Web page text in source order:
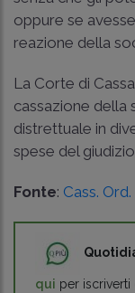
oppure se
reazione della
La Corte di
cassazione della
distrettuale in
spese del
Fonte: Cass.
qui per iscriverti